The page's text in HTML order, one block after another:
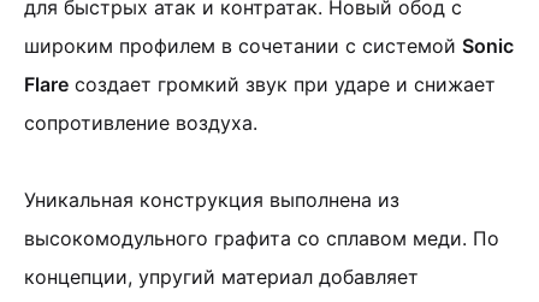
для быстрых атак и контратак. Новый обод с
широким профилем в сочетании с системой Sonic
Flare создает громкий звук при ударе и снижает
сопротивление воздуха.
Уникальная конструкция выполнена из
высокомодульного графита со сплавом меди. По
концепции, упругий материал добавляет